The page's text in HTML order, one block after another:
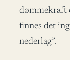
dømmekraft
finnes det
nederlag”.